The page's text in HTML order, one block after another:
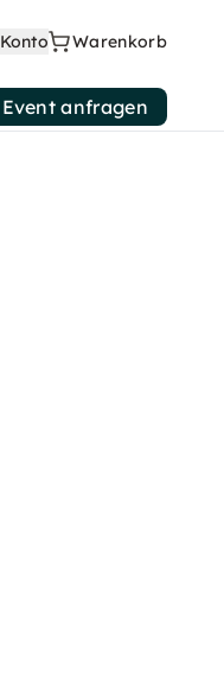
Konto Warenkorb
Event anfragen